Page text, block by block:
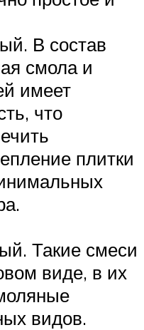
В состав
смола и
имеет
что
плитки
Такие смеси
виде, в их
видов.